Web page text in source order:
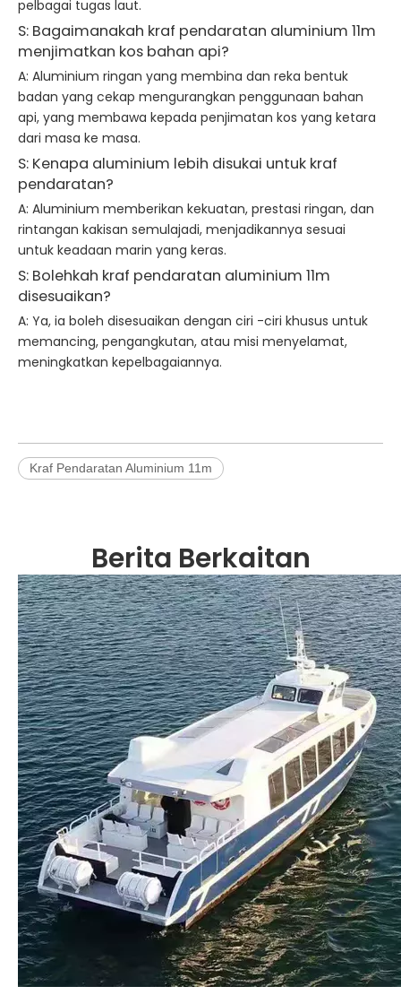
pelbagai tugas laut.
S: Bagaimanakah kraf pendaratan aluminium 11m
menjimatkan kos bahan api?
A: Aluminium ringan yang membina dan reka bentuk
badan yang cekap mengurangkan penggunaan bahan
api, yang membawa kepada penjimatan kos yang ketara
dari masa ke masa.
S: Kenapa aluminium lebih disukai untuk kraf
pendaratan?
A: Aluminium memberikan kekuatan, prestasi ringan, dan
rintangan kakisan semulajadi, menjadikannya sesuai
untuk keadaan marin yang keras.
S: Bolehkah kraf pendaratan aluminium 11m
disesuaikan?
A: Ya, ia boleh disesuaikan dengan ciri -ciri khusus untuk
memancing, pengangkutan, atau misi menyelamat,
meningkatkan kepelbagaiannya.
Kraf Pendaratan Aluminium 11m
Berita Berkaitan